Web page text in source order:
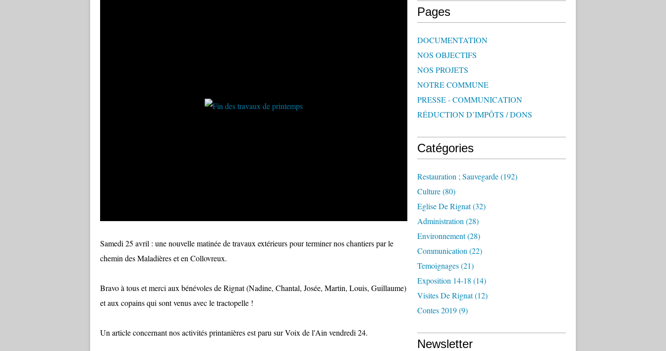
Samedi 25 avril : une nouvelle matinée de travaux extérieurs pour terminer nos chantiers par le
chemin des Maladières et en Collovreux.
Bravo à tous et merci aux bénévoles de Rignat (Nadine, Chantal, Josée, Martin, Louis, Guillaume)
et aux copains qui sont venus avec le tractopelle !
Un article concernant nos activités printanières est paru sur Voix de l'Ain vendredi 24.
Pages
DOCUMENTATION
NOS OBJECTIFS
NOS PROJETS
NOTRE COMMUNE
PRESSE - COMMUNICATION
RÉDUCTION D’IMPÔTS / DONS
Catégories
Restauration ; Sauvegarde(192)
Culture(80)
Eglise De Rignat(32)
Administration (28)
Environnement(28)
Communication (22)
Temoignages(21)
Exposition 14-18 (14)
Visites De Rignat(12)
Contes 2019(9)
Newsletter